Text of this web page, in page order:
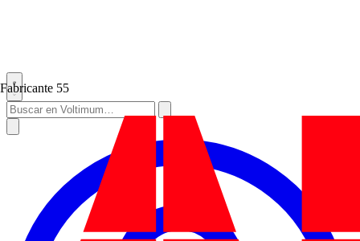
Fabricante 55